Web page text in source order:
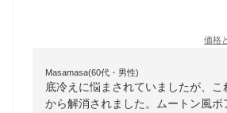
価格
Masamasa(60代・男性)
底冷えに悩まされていましたが、こ
から解消されました。ムートン風ボ